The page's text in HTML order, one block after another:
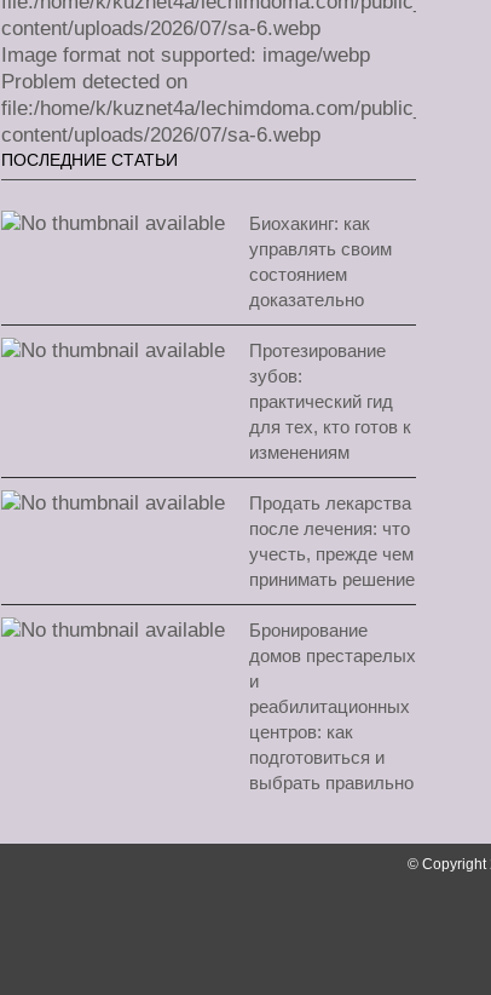
content/uploads/2026/07/sa-6.webp
Image format not supported: image/webp
Problem detected on
file:/home/k/kuznet4a/lechimdoma.com/public_html/wp-
content/uploads/2026/07/sa-6.webp
ПОСЛЕДНИЕ СТАТЬИ
Биохакинг: как
управлять своим
состоянием
доказательно
Протезирование
зубов:
практический гид
для тех, кто готов к
изменениям
Продать лекарства
после лечения: что
учесть, прежде чем
принимать решение
Бронирование
домов престарелых
и
реабилитационных
центров: как
подготовиться и
выбрать правильно
© Copyright